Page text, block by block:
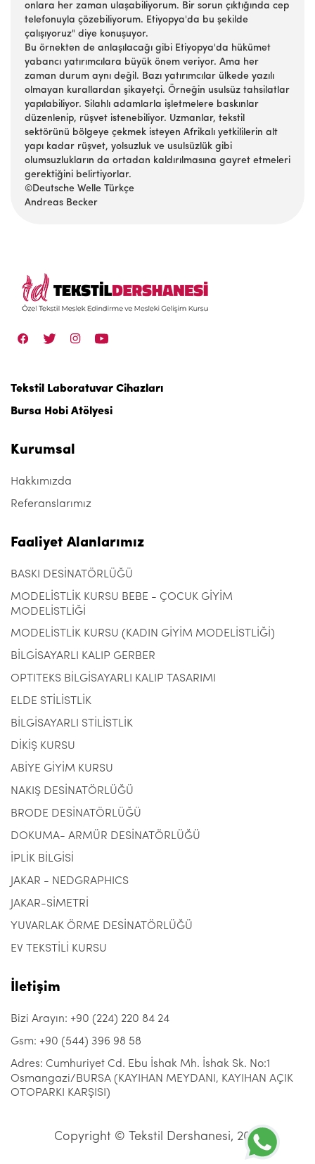
onlara her zaman ulaşabiliyorum. Bir sorun çıktığında cep
telefonuyla çözebiliyorum. Etiyopya'da bu şekilde
çalışıyoruz" diye konuşuyor.
Bu örnekten de anlaşılacağı gibi Etiyopya'da hükümet
yabancı yatırımcılara büyük önem veriyor. Ama her
zaman durum aynı değil. Bazı yatırımcılar ülkede yazılı
olmayan kurallardan şikayetçi. Örneğin usulsüz tahsilatlar
yapılabiliyor. Silahlı adamlarla işletmelere baskınlar
düzenlenip, rüşvet istenebiliyor. Uzmanlar, tekstil
sektörünü bölgeye çekmek isteyen Afrikalı yetkililerin alt
yapı kadar rüşvet, yolsuzluk ve usulsüzlük gibi
olumsuzlukların da ortadan kaldırılmasına gayret etmeleri
gerektiğini belirtiyorlar.
©Deutsche Welle Türkçe
Andreas Becker
Tekstil Laboratuvar Cihazları
Bursa Hobi Atölyesi
Kurumsal
Hakkımızda
Referanslarımız
Faaliyet Alanlarımız
BASKI DESİNATÖRLÜĞÜ
MODELİSTLİK KURSU BEBE - ÇOCUK GİYİM
MODELİSTLİĞİ
MODELİSTLİK KURSU (KADIN GİYİM MODELİSTLİĞİ)
BİLGİSAYARLI KALIP GERBER
OPTITEKS BİLGİSAYARLI KALIP TASARIMI
ELDE STİLİSTLİK
BİLGİSAYARLI STİLİSTLİK
DİKİŞ KURSU
ABİYE GİYİM KURSU
NAKIŞ DESİNATÖRLÜĞÜ
BRODE DESİNATÖRLÜĞÜ
DOKUMA- ARMÜR DESİNATÖRLÜĞÜ
İPLİK BİLGİSİ
JAKAR - NEDGRAPHICS
JAKAR-SİMETRİ
YUVARLAK ÖRME DESİNATÖRLÜĞÜ
EV TEKSTİLİ KURSU
İletişim
Bizi Arayın: +90 (224) 220 84 24
Gsm: +90 (544) 396 98 58
Adres: Cumhuriyet Cd. Ebu İshak Mh. İshak Sk. No:1
Osmangazi/BURSA (KAYIHAN MEYDANI, KAYIHAN AÇIK
OTOPARKI KARŞISI)
Copyright © Tekstil Dershanesi, 2021